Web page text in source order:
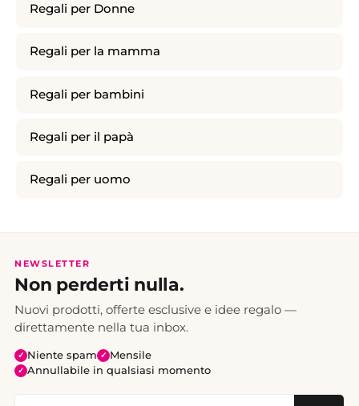
Regali per Donne
Regali per la mamma
Regali per bambini
Regali per il papà
Regali per uomo
NEWSLETTER
Non perderti nulla.
Nuovi prodotti, offerte esclusive e idee regalo —
direttamente nella tua inbox.
✓ Niente spam ✓ Mensile
✓ Annullabile in qualsiasi momento